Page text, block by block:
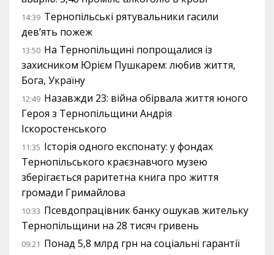
14:39 Тернопільські рятувальники гасили
дев’ять пожеж
13:50 На Тернопільщині попрощалися із
захисником Юрієм Пушкарем: любив життя,
Бога, Україну
12:49 Назавжди 23: війна обірвала життя юного
Героя з Тернопільщини Андрія
Іскоростенського
11:35 Історія одного експонату: у фондах
Тернопільського краєзнавчого музею
зберігається раритетна книга про життя
громади Гримайлова
10:33 Псевдопрацівник банку ошукав жительку
Тернопільщини на 28 тисяч гривень
09:21 Понад 5,8 млрд грн на соціальні гарантії